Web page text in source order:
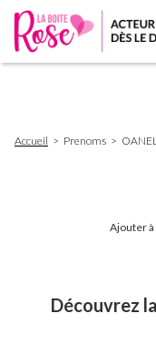
d'Ariane
Accueil Prenoms
Ajouter
Découvrez